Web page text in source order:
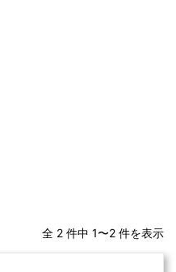
全 2 件中 1〜2 件を表示